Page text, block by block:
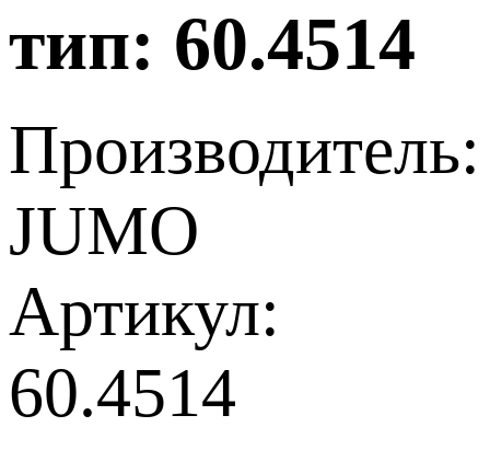
тип: 60.4514
Производитель:
JUMO
Артикул:
60.4514